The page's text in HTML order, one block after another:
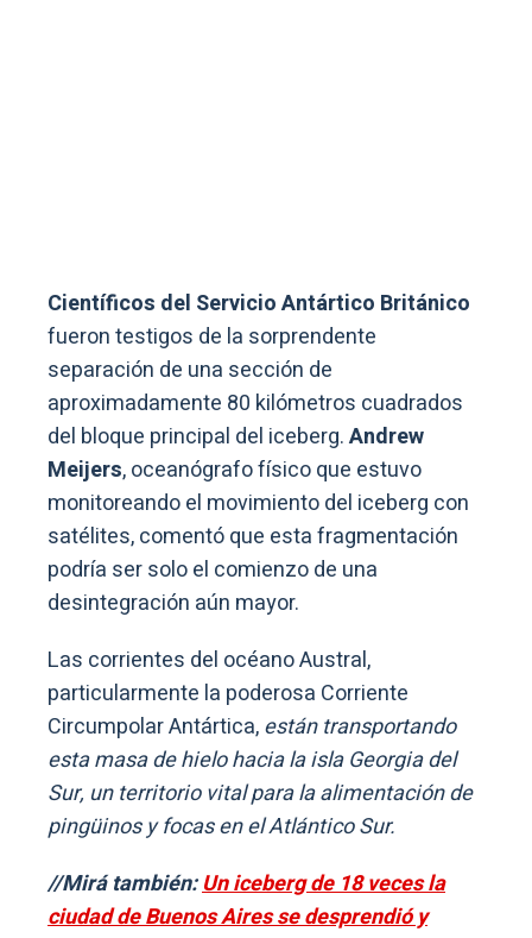
Científicos del Servicio Antártico Británico
fueron testigos de la sorprendente
separación de una sección de
aproximadamente 80 kilómetros cuadrados
del bloque principal del iceberg.Andrew
Meijers, oceanógrafo físico que estuvo
monitoreando el movimiento del iceberg con
satélites, comentó que esta fragmentación
podría ser solo el comienzo de una
desintegración aún mayor.
Las corrientes del océano Austral,
particularmente la poderosa Corriente
Circumpolar Antártica,están transportando
esta masa de hielo hacia la isla Georgia del
Sur, un territorio vital para la alimentación de
pingüinos y focas en el Atlántico Sur.
//Mirá también:Un iceberg de 18 veces la
ciudad de Buenos Aires se desprendió y